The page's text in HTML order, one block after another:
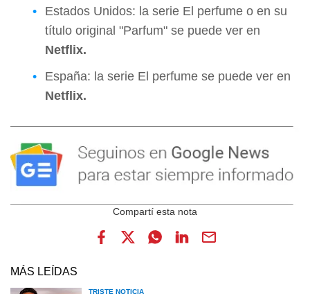
Estados Unidos: la serie El perfume o en su
título original "Parfum" se puede ver en
Netflix.
España: la serie El perfume se puede ver en
Netflix.
MÁS LEÍDAS
TRISTE NOTICIA